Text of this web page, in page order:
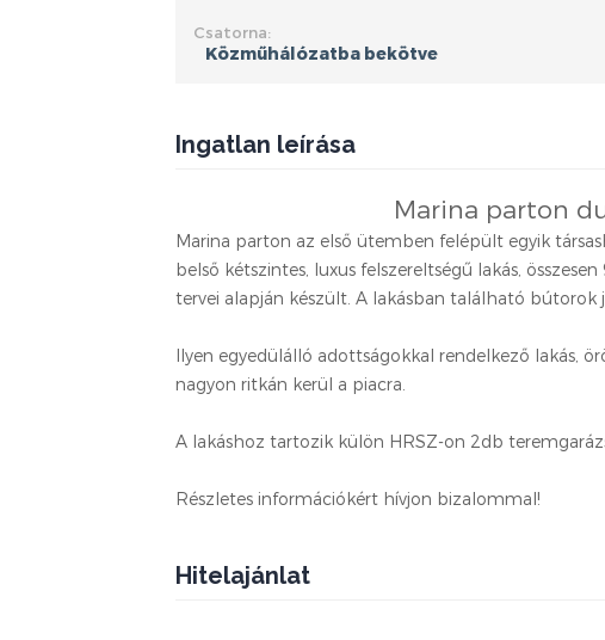
Csatorna:
Közműhálózatba bekötve
Ingatlan leírása
Marina parton
Marina parton az első ütemben felépült egyik
belső kétszintes, luxus felszereltségű lakás,
tervei alapján készült. A lakásban található bútorok
Ilyen egyedülálló adottságokkal rendelkező lakás,
nagyon ritkán kerül a piacra.
A lakáshoz tartozik külön HRSZ-on 2db
Részletes információkért hívjon bizalommal!
Hitelajánlat